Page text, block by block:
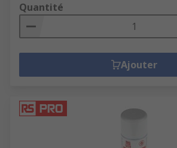
Quantité
Ajouter